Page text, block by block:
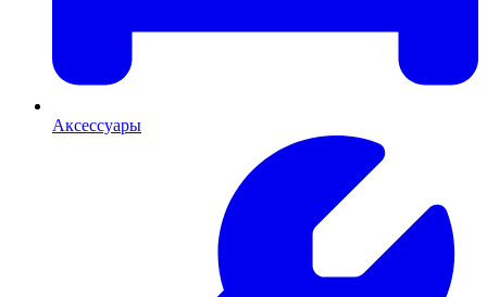
Аксессуары